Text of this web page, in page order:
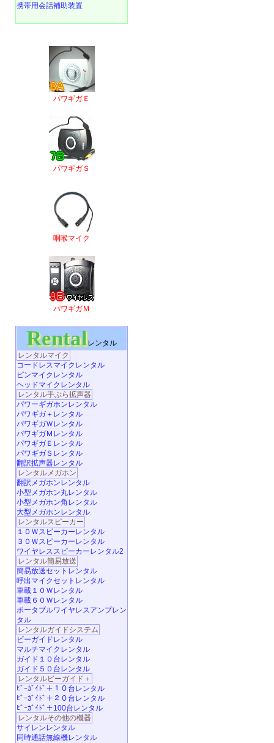
携帯用会話補助装置
パワギガＥ
パワギガＳ
咽喉マイク
パワギガＭ
Rentalレンタル
レンタルマイク
コードレスマイクレンタル
ピンマイクレンタル
ヘッドマイクレンタル
レンタル手ぶら拡声器
パワーギガホンレンタル
パワギガ＋レンタル
パワギガＷレンタル
パワギガＭレンタル
パワギガＥレンタル
パワギガＳレンタル
翻訳拡声器レンタル
レンタルメガホン
翻訳メガホンレンタル
小型メガホン丸レンタル
小型メガホン角レンタル
大型メガホンレンタル
レンタルスピーカー
１０Ｗスピーカーレンタル
３０Ｗスピーカーレンタル
ワイヤレススピーカーレンタル2
レンタル簡易放送
簡易放送セットレンタル
呼出マイクセットレンタル
車載１０Ｗレンタル
車載６０Ｗレンタル
ポータブルワイヤレスアンプレン
タル
レンタルガイドシステム
ビーガイドレンタル
マルチマイクレンタル
ガイド１０台レンタル
ガイド５０台レンタル
レンタルビーガイド＋
ﾋﾞｰｶﾞｲﾄﾞ＋１０台レンタル
ﾋﾞｰｶﾞｲﾄﾞ＋２０台レンタル
ﾋﾞｰｶﾞｲﾄﾞ＋100台レンタル
レンタルその他の機器
サイレンレンタル
同時通話無線機レンタル